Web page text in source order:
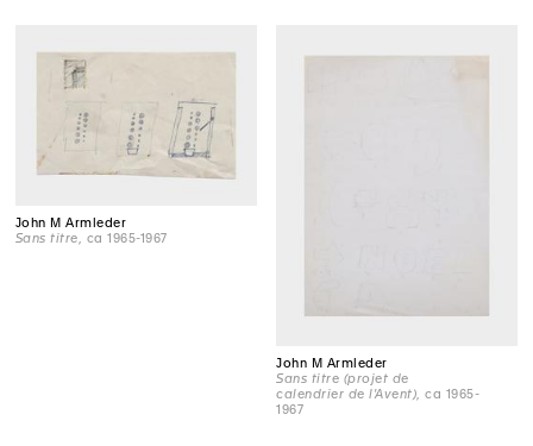
John M Armleder
Sans titre , ca 1965-1967
John M Armleder
Sans titre (projet de
calendrier de l'Avent), ca 1965-
1967